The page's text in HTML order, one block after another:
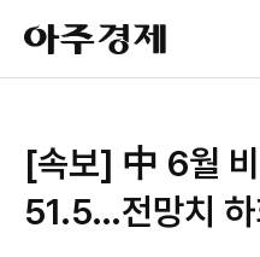
아
주
경
[속보] 中 6월
51.5…전망치 하